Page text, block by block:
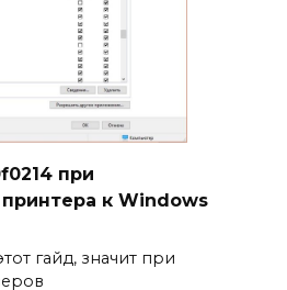
при
к Windows
гайд, значит при